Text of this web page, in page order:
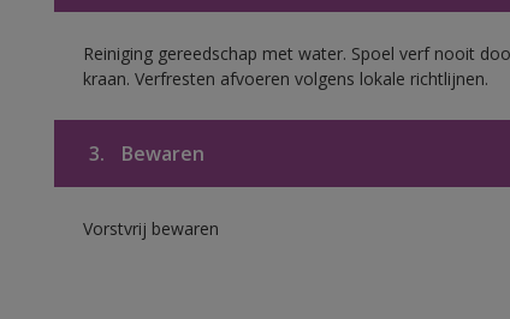
Reiniging gereedschap met water. Spoel verf nooit
kraan. Verfresten afvoeren volgens lokale richtlijnen.
3. Bewaren
Vorstvrij bewaren